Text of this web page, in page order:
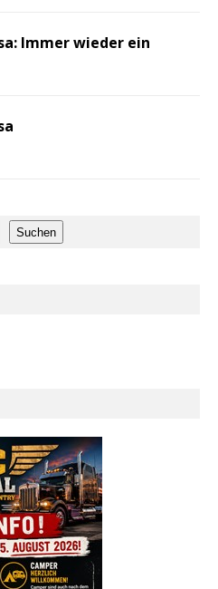
Immer wieder ein
Suchen